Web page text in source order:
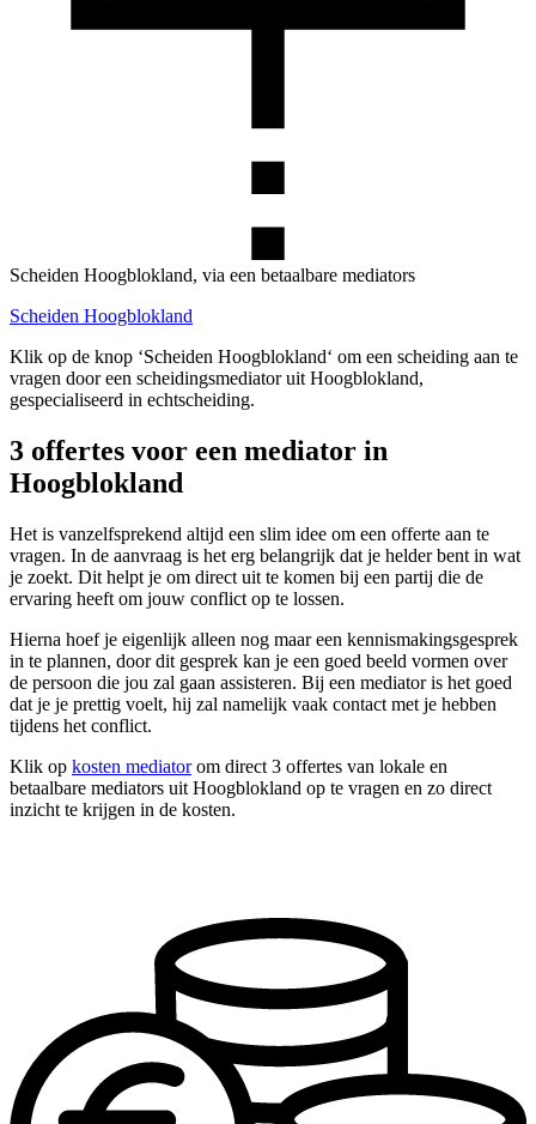
Scheiden Hoogblokland, via een betaalbare mediators
Scheiden Hoogblokland
Klik op de knop ‘Scheiden Hoogblokland‘ om een scheiding aan te
vragen door een scheidingsmediator uit Hoogblokland,
gespecialiseerd in echtscheiding.
3 offertes voor een mediator in
Hoogblokland
Het is vanzelfsprekend altijd een slim idee om een offerte aan te
vragen. In de aanvraag is het erg belangrijk dat je helder bent in wat
je zoekt. Dit helpt je om direct uit te komen bij een partij die de
ervaring heeft om jouw conflict op te lossen.
Hierna hoef je eigenlijk alleen nog maar een kennismakingsgesprek
in te plannen, door dit gesprek kan je een goed beeld vormen over
de persoon die jou zal gaan assisteren. Bij een mediator is het goed
dat je je prettig voelt, hij zal namelijk vaak contact met je hebben
tijdens het conflict.
Klik op kosten mediatorom direct 3 offertes van lokale en
betaalbare mediators uit Hoogblokland op te vragen en zo direct
inzicht te krijgen in de kosten.